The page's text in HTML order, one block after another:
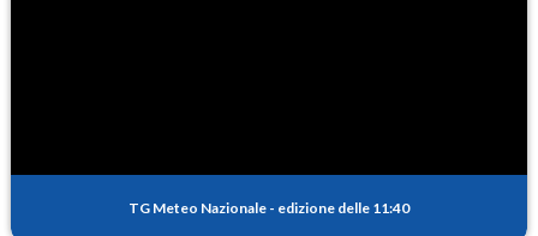
TG Meteo Nazionale - edizione delle 11:40